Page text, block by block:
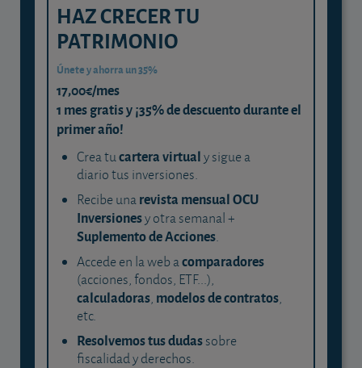
HAZ CRECER TU
PATRIMONIO
Únete y ahorra un 35%
17,00€/mes
1 mes gratis y ¡35% de descuento durante el
primer año!
Crea tucartera virtualy sigue a
diario tus inversiones.
Recibe unarevista mensual OCU
Inversionesy otra semanal +
Suplemento de Acciones.
Accede en la web acomparadores
(acciones, fondos, ETF...),
calculadoras, modelos de contratos,
etc.
Resolvemos tus dudassobre
fiscalidad y derechos.